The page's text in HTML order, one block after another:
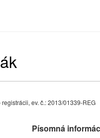
ev. č.: 2013/01339-REG
Písomná